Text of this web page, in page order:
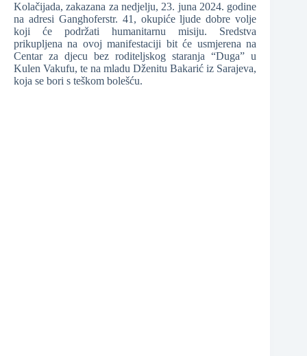
Kolačijada, zakazana za nedjelju, 23. juna 2024. godine
na adresi Ganghoferstr. 41, okupiće ljude dobre volje
koji će podržati humanitarnu misiju. Sredstva
prikupljena na ovoj manifestaciji bit će usmjerena na
Centar za djecu bez roditeljskog staranja “Duga” u
Kulen Vakufu, te na mladu Dženitu Bakarić iz Sarajeva,
koja se bori s teškom bolešću.